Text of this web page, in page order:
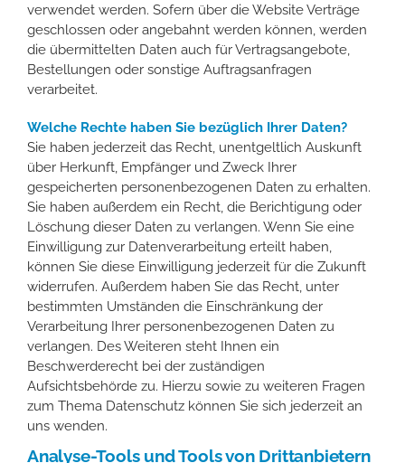
verwendet werden. Sofern über die Website Verträge
geschlossen oder angebahnt werden können, werden
die übermittelten Daten auch für Vertragsangebote,
Bestellungen oder sonstige Auftragsanfragen
verarbeitet.
Welche Rechte haben Sie bezüglich Ihrer Daten?
Sie haben jederzeit das Recht, unentgeltlich Auskunft
über Herkunft, Empfänger und Zweck Ihrer
gespeicherten personenbezogenen Daten zu erhalten.
Sie haben außerdem ein Recht, die Berichtigung oder
Löschung dieser Daten zu verlangen. Wenn Sie eine
Einwilligung zur Datenverarbeitung erteilt haben,
können Sie diese Einwilligung jederzeit für die Zukunft
widerrufen. Außerdem haben Sie das Recht, unter
bestimmten Umständen die Einschränkung der
Verarbeitung Ihrer personenbezogenen Daten zu
verlangen. Des Weiteren steht Ihnen ein
Beschwerderecht bei der zuständigen
Aufsichtsbehörde zu. Hierzu sowie zu weiteren Fragen
zum Thema Datenschutz können Sie sich jederzeit an
uns wenden.
Analyse-Tools und Tools von Dritt­anbietern